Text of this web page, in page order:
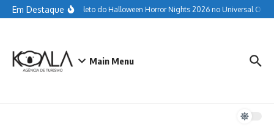
Ir para o conteúdo
Em DestaqueGuia completo do Halloween Horror Nights 2026 no Universal
Main Menu